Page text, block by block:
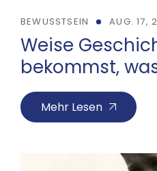
BEWUSSTSEIN AUG. 17,
Weise
bekommst,
Mehr Lesen